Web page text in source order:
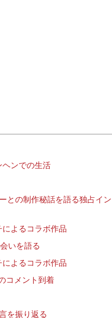
ヘンでの生活
との制作秘話を語る独占イン
よるコラボ作品
いを語る
よるコラボ作品
コメント到着
を振り返る